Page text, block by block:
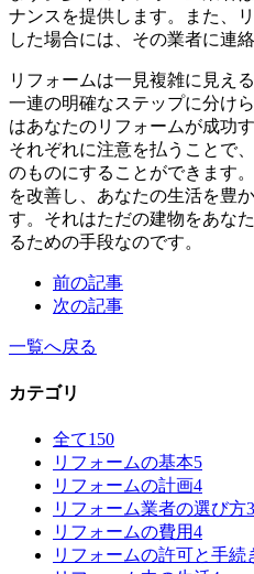
ナンスを提供します。また、
した場合には、その業者に連
リフォームは一見複雑に見え
一連の明確なステップに分け
はあなたのリフォームが成功
それぞれに注意を払うことで
のものにすることができます
を改善し、あなたの生活を豊
す。それはただの建物をあな
るための手段なのです。
前の記事
次の記事
一覧へ戻る
カテゴリ
全て150
リフォームの基本5
リフォームの計画4
リフォーム業者の選び方3
リフォームの費用4
リフォームの許可と手続